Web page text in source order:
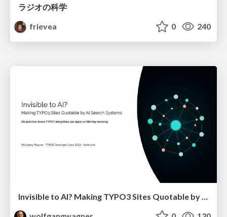
ラジオの科学
frievea
0 240